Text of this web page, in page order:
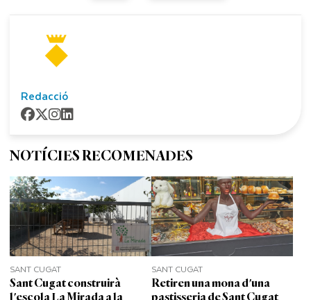
Redacció
NOTÍCIES RECOMENADES
SANT CUGAT
Sant Cugat construirà
l'escola La Mirada a la
SANT CUGAT
Retiren una mona d'una
pastisseria de Sant Cugat